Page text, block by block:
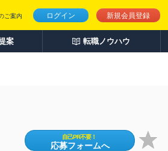
ログイン 新規会員登録
ご案内
案 転職ノウハウ
自己PR不要！
応募フォームへ